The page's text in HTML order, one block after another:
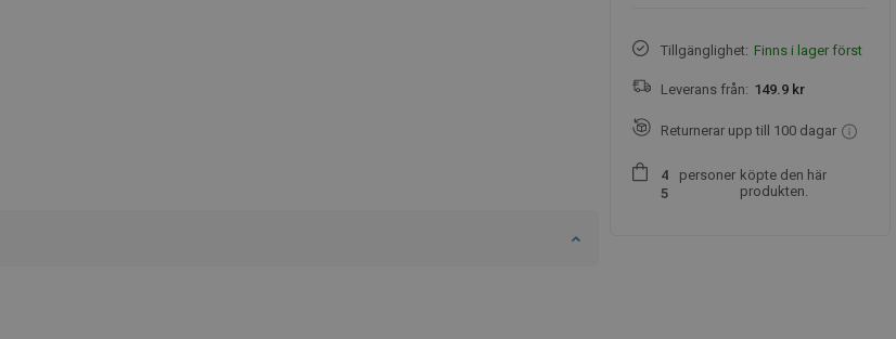
Tillgänglighet: Finns i lager först
Leverans från: 149.9 kr
Returnerar upp till 100 dagar
4
5
personer köpte den här
produkten.